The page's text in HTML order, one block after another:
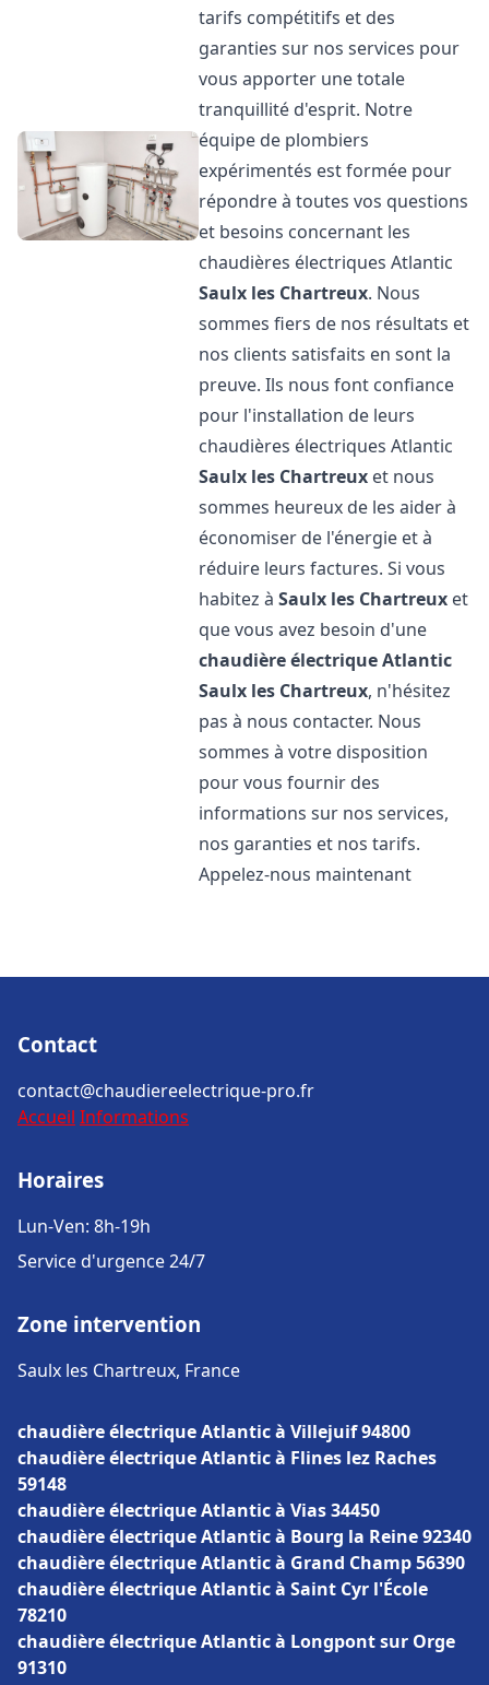
tarifs compétitifs et des
garanties sur nos services pour
vous apporter une totale
tranquillité d'esprit. Notre
équipe de plombiers
expérimentés est formée pour
répondre à toutes vos questions
et besoins concernant les
chaudières électriques Atlantic
Saulx les Chartreux. Nous
sommes fiers de nos résultats et
nos clients satisfaits en sont la
preuve. Ils nous font confiance
pour l'installation de leurs
chaudières électriques Atlantic
Saulx les Chartreux et nous
sommes heureux de les aider à
économiser de l'énergie et à
réduire leurs factures. Si vous
habitez àSaulx les Chartreux et
que vous avez besoin d'une
chaudière électrique Atlantic
Saulx les Chartreux, n'hésitez
pas à nous contacter. Nous
sommes à votre disposition
pour vous fournir des
informations sur nos services,
nos garanties et nos tarifs.
Appelez-nous maintenant
Contact
contact@chaudiereelectrique-pro.fr
Accueil Informations
Horaires
Lun-Ven: 8h-19h
Service d'urgence 24/7
Zone intervention
Saulx les Chartreux, France
chaudière électrique Atlantic à Villejuif 94800
chaudière électrique Atlantic à Flines lez Raches
59148
chaudière électrique Atlantic à Vias 34450
chaudière électrique Atlantic à Bourg la Reine 92340
chaudière électrique Atlantic à Grand Champ 56390
chaudière électrique Atlantic à Saint Cyr l'École
78210
chaudière électrique Atlantic à Longpont sur Orge
91310